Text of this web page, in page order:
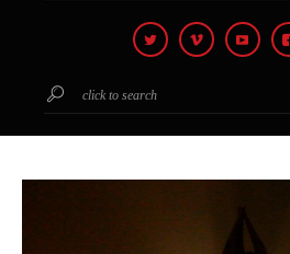
click to search